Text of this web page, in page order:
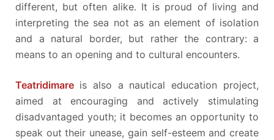
different, but often alike. It is proud of living and
interpreting the sea not as an element of isolation
and a natural border, but rather the contrary: a
means to an opening and to cultural encounters.
Teatridimare is also a nautical education project,
aimed at encouraging and actively stimulating
disadvantaged youth; it becomes an opportunity to
speak out their unease, gain self-esteem and create